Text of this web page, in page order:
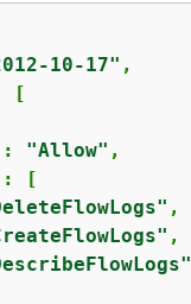
10-17" ,
[
: "Allow" ,
: [
,
,